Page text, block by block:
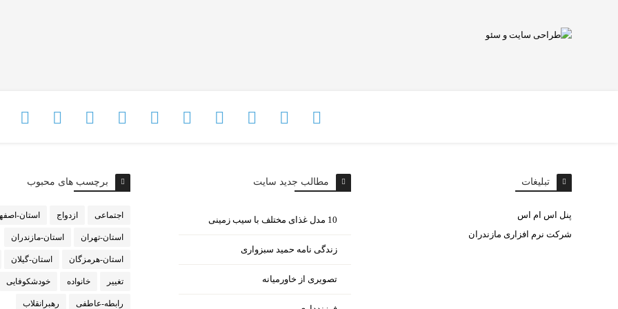
برچسب های محبوب
اجتماعی ازدواج استان-
استان-تهران استان-مازندران
استان-هرمزگان استان-گیلان
تغییر خانواده خودشکوفایی
رابطه-عاطفی رهبرانقلاب
مطالب جدید سایت
10 مدل غذای مختلف با سیب زمینی
زندگی نامه حمید سبزواری
تصویری از خاورمیانه
تبلیغات
پنل اس ام اس
شرکت نرم افزاری مازندران